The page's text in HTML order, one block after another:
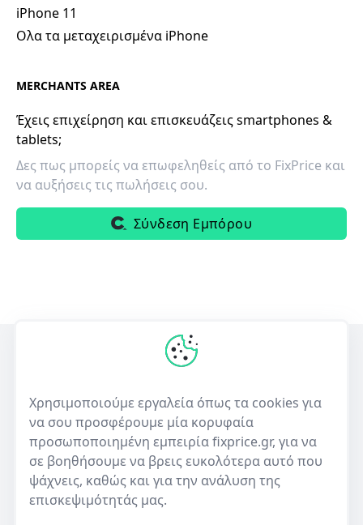
iPhone 11
Ολα τα μεταχειρισμένα iPhone
MERCHANTS AREA
Έχεις επιχείρηση και επισκευάζεις smartphones &
tablets;
Δες πως μπορείς να επωφεληθείς από το FixPrice και
να αυξήσεις τις πωλήσεις σου.
Σύνδεση Εμπόρου
ηλεκτρονικών συσκευών και πώλησης μεταχειρισμένων.
50+
Καταστήματα
10,000+
Καταχωρίσεις επισκευών
Χρησιμοποιούμε εργαλεία όπως τα cookies για
να σου προσφέρουμε μία κορυφαία
προσωποποιημένη εμπειρία fixprice.gr, για να
σε βοηθήσουμε να βρεις ευκολότερα αυτό που
ψάχνεις, καθώς και για την ανάλυση της
επισκεψιμότητάς μας.